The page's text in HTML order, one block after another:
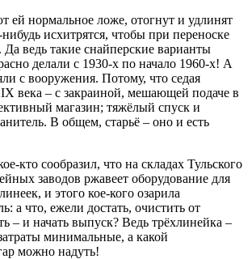
ей нормальное ложе, отогнут и удлинят
нибудь исхитрятся, чтобы при переноске
Да ведь такие снайперские варианты
делали с 1930-х по начало 1960-х! А
с вооружения. Потому, что седая
века – с закраиной, мешающей подаче в
магазин; тяжёлый спуск и
В общем, старьё – оно и есть
кто сообразил, что на складах Тульского
заводов ржавеет оборудование для
и этого кое-кого озарила
а что, ежели достать, очистить от
– и начать выпуск? Ведь трёхлинейка –
минимальные, а какой
можно надуть!